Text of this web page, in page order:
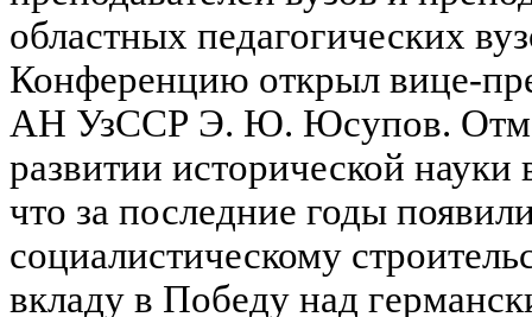
областных педагогических
Конференцию открыл вице-
АН УзССР Э. Ю. Юсупов.
развитии исторической науки
что за последние годы
социалистическому
вкладу в Победу над